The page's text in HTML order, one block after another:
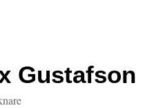
Gustafson